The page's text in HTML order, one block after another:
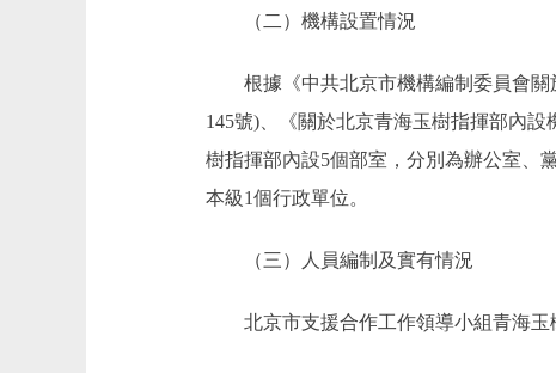
（二）機構設置情況
根據《中共北京市機構編制委員會關於
145號)、《關於北京青海玉樹指揮部內
樹指揮部內設5個部室，分別為辦公室、
本級1個行政單位。
（三）人員編制及實有情況
北京市支援合作工作領導小組青海玉樹